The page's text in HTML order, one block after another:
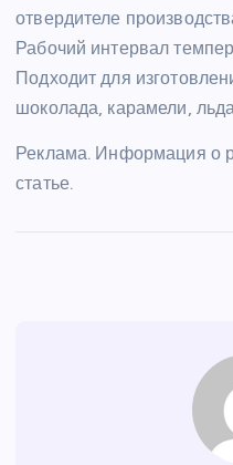
отвердителе
Рабочий интервал
Подходит для
шоколада, карамели,
Реклама. Информация о
статье.